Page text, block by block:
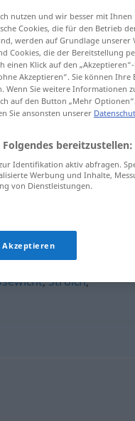
,Strolch,
nutzen und wir besser mit Ihnen
Cookies, die für den Betrieb
werden auf Grundlage unserer
Cookies, die der Bereitstellung
einen Klick auf den
Akzeptieren“. Sie können Ihre
Sie weitere Informationen
auf den Button „Mehr Optionen“.
Sie ansonsten unserer
bereitzustellen:
Identifikation aktiv abfragen.
Werbung und Inhalte,
von Dienstleistungen.
Akzeptieren